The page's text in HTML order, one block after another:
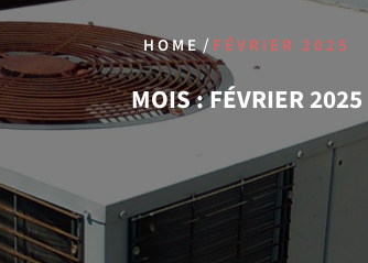
HOME/ FÉVRIER 2025
MOIS :FÉVRIER 2025